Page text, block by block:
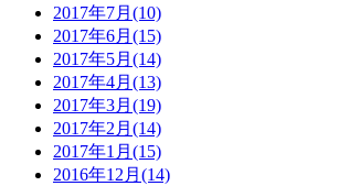
2017年7月(10)
2017年6月(15)
2017年5月(14)
2017年4月(13)
2017年3月(19)
2017年2月(14)
2017年1月(15)
2016年12月(14)